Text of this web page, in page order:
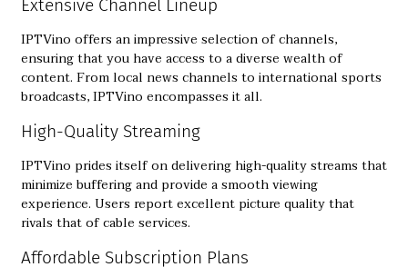
Extensive Channel Lineup
IPTVino offers an impressive selection of channels,
ensuring that you have access to a diverse wealth of
content. From local news channels to international sports
broadcasts, IPTVino encompasses it all.
High-Quality Streaming
IPTVino prides itself on delivering high-quality streams that
minimize buffering and provide a smooth viewing
experience. Users report excellent picture quality that
rivals that of cable services.
Affordable Subscription Plans